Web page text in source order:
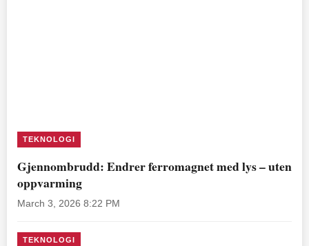
TEKNOLOGI
Gjennombrudd: Endrer ferromagnet med lys – uten
oppvarming
March 3, 2026 8:22 PM
TEKNOLOGI